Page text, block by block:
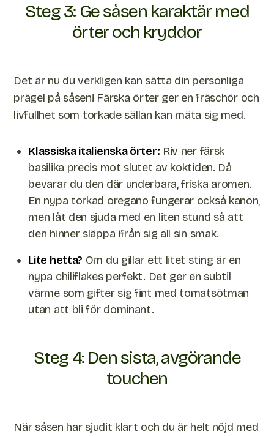
Steg 3: Ge såsen karaktär med
örter och kryddor
Det är nu du verkligen kan sätta din personliga
prägel på såsen! Färska örter ger en fräschör och
livfullhet som torkade sällan kan mäta sig med.
Klassiska italienska örter: Riv ner färsk
basilika precis mot slutet av koktiden. Då
bevarar du den där underbara, friska aromen.
En nypa torkad oregano fungerar också kanon,
men låt den sjuda med en liten stund så att
den hinner släppa ifrån sig all sin smak.
Lite hetta? Om du gillar ett litet sting är en
nypa chiliflakes perfekt. Det ger en subtil
värme som gifter sig fint med tomatsötman
utan att bli för dominant.
Steg 4: Den sista, avgörande
touchen
När såsen har sjudit klart och du är helt nöjd med